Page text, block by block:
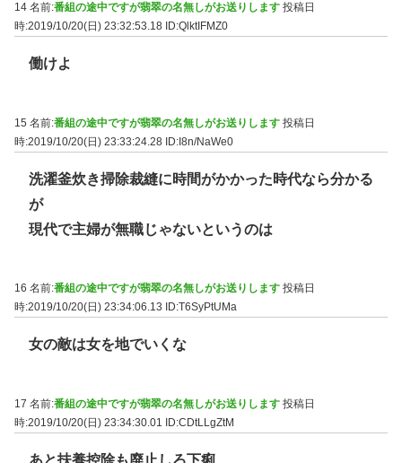
14 名前:番組の途中ですが翡翠の名無しがお送りします 投稿日
時:2019/10/20(日) 23:32:53.18 ID:QlktIFMZ0
働けよ
15 名前:番組の途中ですが翡翠の名無しがお送りします 投稿日
時:2019/10/20(日) 23:33:24.28 ID:I8n/NaWe0
洗濯釜炊き掃除裁縫に時間がかかった時代なら分かる
が
現代で主婦が無職じゃないというのは
16 名前:番組の途中ですが翡翠の名無しがお送りします 投稿日
時:2019/10/20(日) 23:34:06.13
ID:T6SyPtUMa
女の敵は女を地でいくな
17 名前:番組の途中ですが翡翠の名無しがお送りします 投稿日
時:2019/10/20(日) 23:34:30.01
ID:CDtLLgZtM
あと扶養控除も廃止しろ下痢